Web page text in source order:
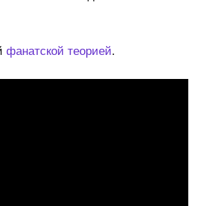
фанатской теорией.